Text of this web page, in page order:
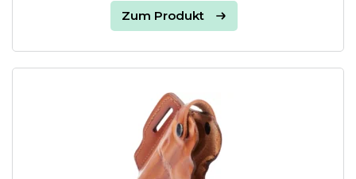
Zum Produkt